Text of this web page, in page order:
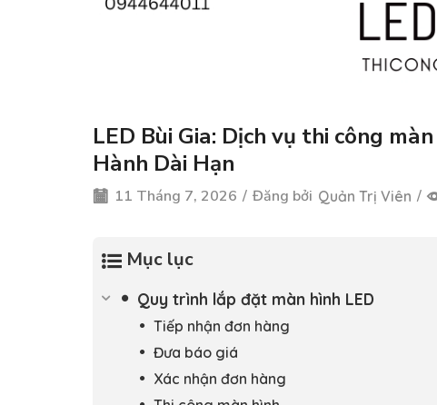
LED Bùi Gia: Dịch vụ thi công
Hành Dài Hạn
11 Tháng 7, 2026 / Đăng bởi Quản Trị Viên /
Mục lục
Quy trình lắp đặt màn hình LED
Tiếp nhận đơn hàng
Đưa báo giá
Xác nhận đơn hàng